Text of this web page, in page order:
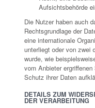
Aufsichtsbehörde
Die Nutzer haben auch
Rechtsgrundlage der
eine internationale
unterliegt oder von zwei
wurde, wie
vom Anbieter
Schutz ihrer Daten
DETAILS ZUM
DER VERARBEITUNG